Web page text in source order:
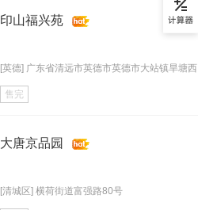
印山福兴苑
[英德] 广东省清远市英德市英德市大站镇旱塘
售完
大唐京品园
[清城区] 横荷街道富强路80号